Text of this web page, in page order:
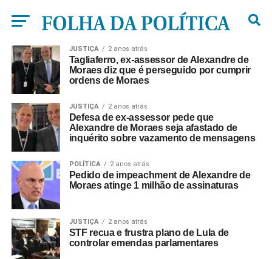
JUSTIÇA 2 anos atrás
Tagliaferro, ex-assessor de Alexandre de
Moraes diz que é perseguido por cumprir
ordens de Moraes
JUSTIÇA 2 anos atrás
Defesa de ex-assessor pede que
Alexandre de Moraes seja afastado de
inquérito sobre vazamento de mensagens
POLÍTICA 2 anos atrás
Pedido de impeachment de Alexandre de
Moraes atinge 1 milhão de assinaturas
JUSTIÇA 2 anos atrás
STF recua e frustra plano de Lula de
controlar emendas parlamentares